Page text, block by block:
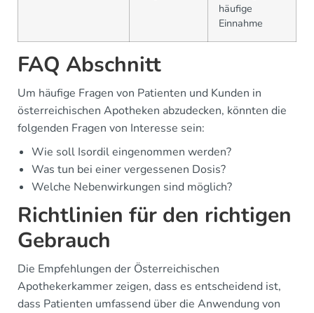
häufige
Einnahme
FAQ Abschnitt
Um häufige Fragen von Patienten und Kunden in
österreichischen Apotheken abzudecken, könnten die
folgenden Fragen von Interesse sein:
Wie soll Isordil eingenommen werden?
Was tun bei einer vergessenen Dosis?
Welche Nebenwirkungen sind möglich?
Richtlinien für den richtigen
Gebrauch
Die Empfehlungen der Österreichischen
Apothekerkammer zeigen, dass es entscheidend ist,
dass Patienten umfassend über die Anwendung von